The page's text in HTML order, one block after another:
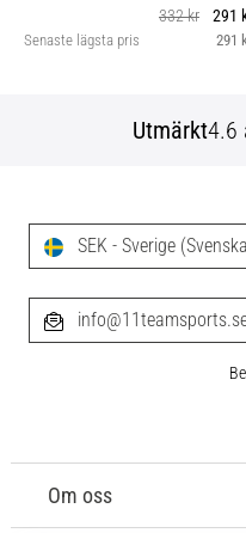
332 kr
291
Senaste lägsta pris 291
Utmärkt4.6
Om oss
SEK - Sverige